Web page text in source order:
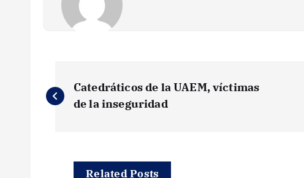
a
Catedráticos de la UAEM, víctimas
de la inseguridad
Related Posts